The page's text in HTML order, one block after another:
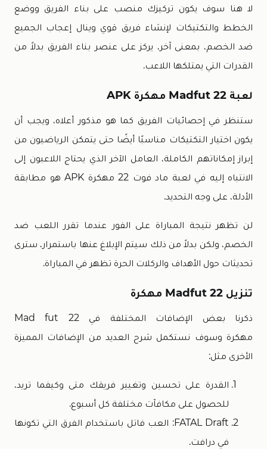
لا هنا سوف يكون تركيزك منصب على بناء الفريق ووضع
الخطط والتكتيكات لإنشاء فريق قوي وينال إعجاب الجميع
ضد الخصم، بمعنى آخر، يركز على عنصر بناء الفريق بدلاً من
القدرات التي يمتلكها اللاعب.
لعبة Madfut 22 مهكرة APK
ستنظر في إحصائيات الفريق كما هو مذكور أعلاه، ويجب أن
يكون اختيار التكتيكات مناسبًا أيضًا حتى يتمكن الرياضيون من
إبراز إمكاناتهم الكاملة، العامل الآخر الذي يحتاج اللاعبون إلى
الانتباه إليه في لعبة ماد فوت 22 مهكرة APK هو مطابقة
الأدلة، على وجه التحديد.
لن تظهر نتيجة المباراة على الفور عندما تقرر اللعب ضد
الخصم، ولكن بدلاً من ذلك سيتم الإبلاغ عنها باستمرار، سترى
تحديثات حول الأهداف والركلات الحرة تظهر في المباراة.
تنزيل Madfut 22 مهكرة
ذكرنا بعض الإضافات المختلفة في Mad fut 22
مهكرة وسوف نستكمل شرح العديد من الإضافات المميزة
الأخرى مثل:
القدرة على تحسين وتغيير فريقك متى وكيفما تريد،
للحصول على مكافآت مختلفة كل أسبوع.
FATAL Draft: العب فاتل باستخدام الفرق التي تكونها
في درافت.